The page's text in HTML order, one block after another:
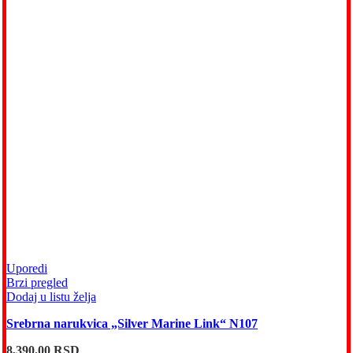
Uporedi
Brzi pregled
Dodaj u listu želja
Srebrna narukvica „Silver Marine Link“ N107